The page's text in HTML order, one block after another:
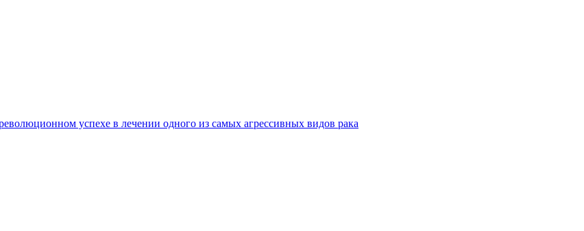
успехе в лечении одного из самых агрессивных видов рака